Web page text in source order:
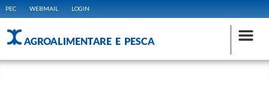
PEC WEBMAIL LOGIN
AGROALIMENTARE E PESCA